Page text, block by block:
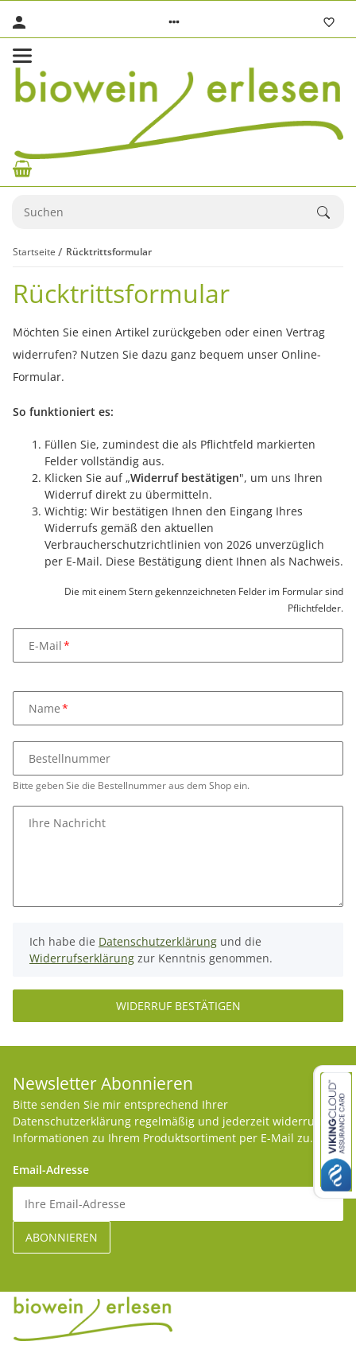
Startseite Rücktrittsformular
Rücktrittsformular
Möchten Sie einen Artikel zurückgeben oder einen Vertrag
widerrufen? Nutzen Sie dazu ganz bequem unser Online-
Formular.
So funktioniert es:
Füllen Sie, zumindest die als Pflichtfeld markierten
Felder vollständig aus.
Klicken Sie auf „Widerruf bestätigen", um uns Ihren
Widerruf direkt zu übermitteln.
Wichtig: Wir bestätigen Ihnen den Eingang Ihres
Widerrufs gemäß den aktuellen
Verbraucherschutzrichtlinien von 2026 unverzüglich
per E-Mail. Diese Bestätigung dient Ihnen als Nachweis.
Die mit einem Stern gekennzeichneten Felder im Formular sind
Pflichtfelder.
E-Mail
Name
Bitte geben Sie die Bestellnummer aus dem Shop ein.
Bestellnummer
Ihre Nachricht
Ich habe die Datenschutzerklärung und die
Widerrufserklärung zur Kenntnis genommen.
WIDERRUF BESTÄTIGEN
Newsletter Abonnieren
Bitte senden Sie mir entsprechend Ihrer
Datenschutzerklärung regelmäßig und jederzeit widerruflich
Informationen zu Ihrem Produktsortiment per E-Mail zu.
Email-Adresse